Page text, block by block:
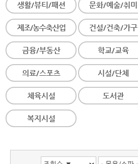
생활/뷰티/패션 문화/예술/취미
제조/농수축산업 건설/건축/가구
금융/부동산 학교/교육
의료/스포츠 시설/단체
체육시설 도서관
복지시설